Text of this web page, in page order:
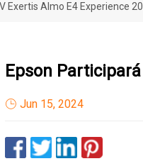
Exertis Almo E4 Experience
Epson
Jun 15, 2024